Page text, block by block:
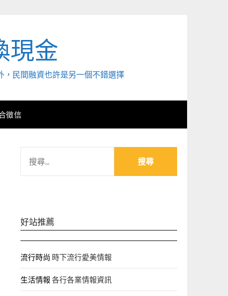
現金
，民間融資也許是另一個不錯選擇
徵信
關
好站推薦
流行時尚 時下流行愛美情報
生活情報 各行各業情報資訊